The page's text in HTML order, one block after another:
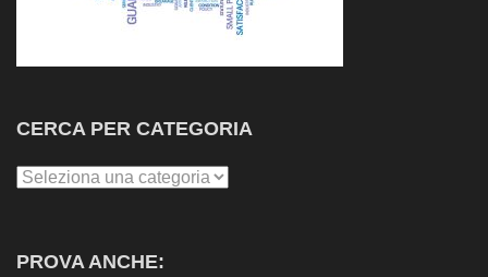
CERCA PER CATEGORIA
Cerca
PROVA ANCHE: